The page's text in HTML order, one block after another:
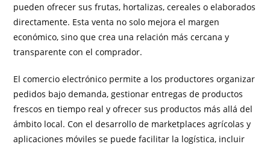
pueden ofrecer sus frutas, hortalizas, cereales o elaborados
directamente. Esta venta no solo mejora el margen
económico, sino que crea una relación más cercana y
transparente con el comprador.
El comercio electrónico permite a los productores organizar
pedidos bajo demanda, gestionar entregas de productos
frescos en tiempo real y ofrecer sus productos más allá del
ámbito local. Con el desarrollo de marketplaces agrícolas y
aplicaciones móviles se puede facilitar la logística, incluir